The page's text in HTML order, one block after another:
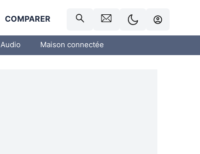
COMPARER
Audio Maison connectée